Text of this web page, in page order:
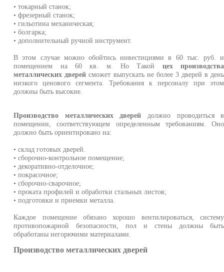
• токарный станок;
• фрезерный станок;
• гильотина механическая;
• болгарка;
• дополнительный ручной инструмент.
В этом случае можно обойтись инвестициями в 60 тыс. руб. и
помещением на 60 кв. м. Но Такой цех производства
металлических дверей сможет выпускать не более 3 дверей в день
низкого ценового сегмента. Требования к персоналу при этом
должны быть высокие.
Производство металлических дверей должно проводиться в
помещении, соответствующем определенным требованиям. Оно
должно быть ориентировано на:
• склад готовых дверей.
• сборочно-контрольное помещение;
• декоративно-отделочное;
• покрасочное;
• сборочно-сварочное;
• проката профилей и обработки стальных листов;
• подготовки и приемки металла.
Каждое помещение обязано хорошо вентилироваться, систему
противопожарной безопасности, пол и стены должны быть
обработаны негорючими материалами.
Производство металлических дверей